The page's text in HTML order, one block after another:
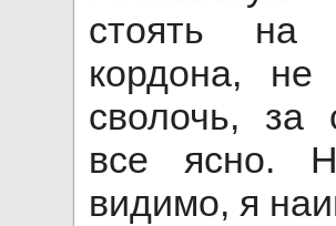
стоять на
кордона, не
сволочь, за
все ясно.
видимо, я